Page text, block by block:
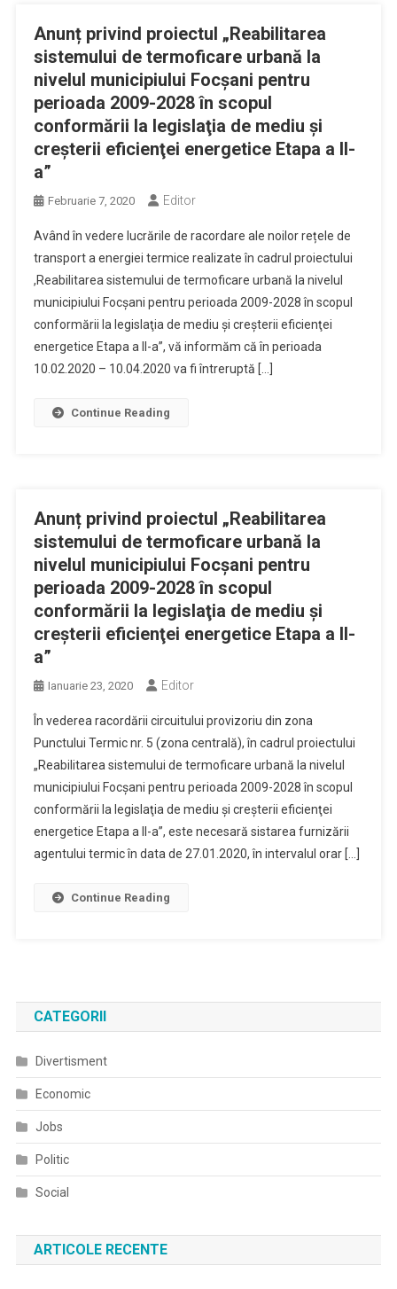
Anunț privind proiectul „Reabilitarea
sistemului de termoficare urbană la
nivelul municipiului Focşani pentru
perioada 2009-2028 în scopul
conformării la legislaţia de mediu şi
creşterii eficienţei energetice Etapa a II-
a”
Februarie 7, 2020 Editor
Având în vedere lucrările de racordare ale noilor rețele de
transport a energiei termice realizate în cadrul proiectului
,Reabilitarea sistemului de termoficare urbană la nivelul
municipiului Focşani pentru perioada 2009-2028 în scopul
conformării la legislaţia de mediu şi creşterii eficienţei
energetice Etapa a II-a”, vă informăm că în perioada
10.02.2020 – 10.04.2020 va fi întreruptă […]
Continue Reading
Anunț privind proiectul „Reabilitarea
sistemului de termoficare urbană la
nivelul municipiului Focşani pentru
perioada 2009-2028 în scopul
conformării la legislaţia de mediu şi
creşterii eficienţei energetice Etapa a II-
a”
Ianuarie 23, 2020 Editor
În vederea racordării circuitului provizoriu din zona
Punctului Termic nr. 5 (zona centrală), în cadrul proiectului
„Reabilitarea sistemului de termoficare urbană la nivelul
municipiului Focşani pentru perioada 2009-2028 în scopul
conformării la legislaţia de mediu şi creşterii eficienţei
energetice Etapa a II-a”, este necesară sistarea furnizării
agentului termic în data de 27.01.2020, în intervalul orar […]
Continue Reading
CATEGORII
Divertisment
Economic
Jobs
Politic
Social
ARTICOLE RECENTE